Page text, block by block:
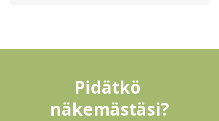
Pidätkö
näkemästäsi?